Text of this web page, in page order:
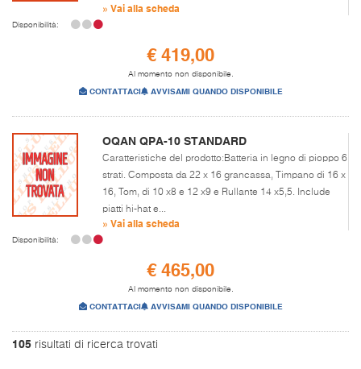
» Vai alla scheda
Disponibilità:
€ 419,00
Al momento non disponibile.
CONTATTACI AVVISAMI QUANDO DISPONIBILE
OQAN QPA-10 STANDARD
Caratteristiche del prodotto:Batteria in legno di pioppo 6
strati. Composta da 22 x 16 grancassa, Timpano di 16 x
16, Tom, di 10 x8 e 12 x9 e Rullante 14 x5,5. Include
piatti hi-hat e...
» Vai alla scheda
Disponibilità:
€ 465,00
Al momento non disponibile.
CONTATTACI AVVISAMI QUANDO DISPONIBILE
105 risultati di ricerca trovati